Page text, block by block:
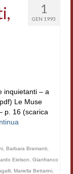
1
GEN 1993
inquietanti – a
Le Muse
p. 16 (scarica
Barbara Bramanti
Eielson
Gianfranco
Mariella Bettarini